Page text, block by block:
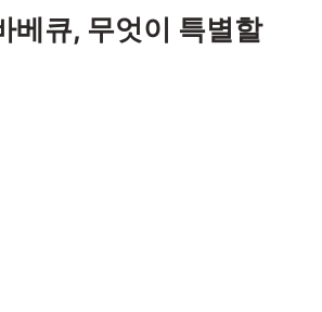
베큐, 무엇이 특별할